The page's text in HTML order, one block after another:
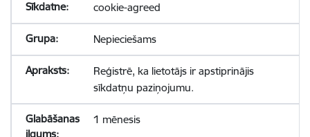
cookie-agreed
Nepieciešams
Reģistrē, ka lietotājs ir apstiprinājis
sīkdatņu paziņojumu.
1 mēnesis